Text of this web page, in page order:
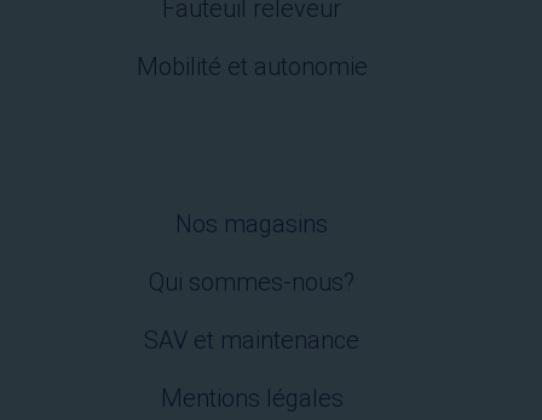
Fauteuil releveur
Mobilité et autonomie
Nos magasins
Qui sommes-nous?
SAV et maintenance
Mentions légales